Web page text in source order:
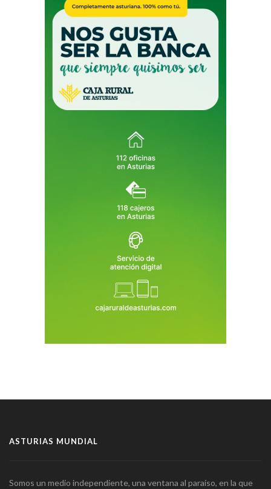
ASTURIAS MUNDIAL
Somos un medio independiente, una ventana al paraíso, en la que